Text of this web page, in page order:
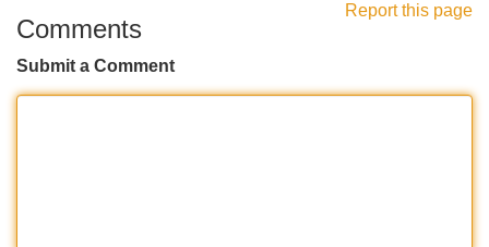
Report this page
Comments
Submit a Comment